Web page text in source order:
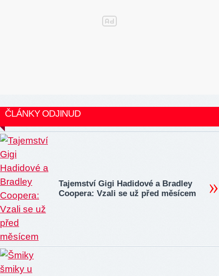
ČLÁNKY ODJINUD
Tajemství Gigi Hadidové a Bradley
Coopera: Vzali se už před měsícem